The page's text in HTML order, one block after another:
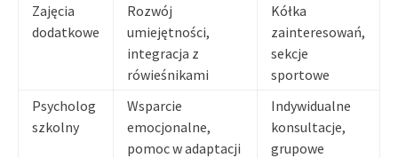
Zajęcia
dodatkowe
Rozwój
umiejętności,
integracja z
rówieśnikami
Kółka
zainteresowań,
sekcje
sportowe
Psycholog
szkolny
Wsparcie
emocjonalne,
pomoc w adaptacji
Indywidualne
konsultacje,
grupowe